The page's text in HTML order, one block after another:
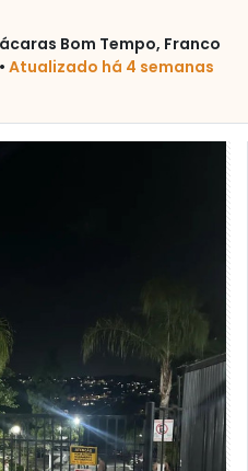
Bom Tempo, Franco
Atualizado há 4 semanas